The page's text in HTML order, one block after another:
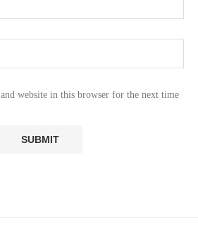
website in this browser for the next time